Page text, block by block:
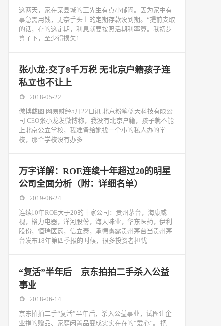
这两天，家在某县城的王先生有点小郁闷。因为家中有
事急需用钱，无奈手头上的定期存款没到期。“提前支取
的话，存的这定期，利息就要按照活期利率算。我初步
算了下，至少得损失1
张小龙:交了8千万税 无北京户籍孩子连
私立也不让上
2018-05-22
微博截图 网易财经5月22日讯 北京粉笔蓝天科技有限公
司 CEO张小龙发微博称，我没有北京户籍，孩子就不能
上北京公立学校，我准备给她找一个小的私人办的学
校，那个学校没有办多
万字详解：ROE连续十年超过20的明星
公司全面分析（附：详细名单）
2019-06-24
连续10年ROE大于20的十家公司：贵州茅台，海康威
视，格力电器，洋河股份，海天味业，华东医药，伊利
股份，恒瑞医药，信立泰，承德露露贵州茅台当贵州茅
台发布18年第四季报的时候，很多投资者担忧
“复活”半年后 京东拍拍二手杀入公益
事业
2018-06-14
京东拍拍二手“复活”半年后，杀入公益事业，试图让企
业捐的赠品、家庭闲置品变成实实在在的“爱心”。 把